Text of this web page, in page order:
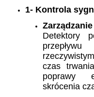
1- Kontrola
Detektory
czas
poprawy
skrócenia